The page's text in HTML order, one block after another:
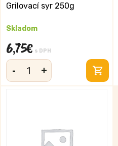
Grilovací syr 250g
Skladom
6,75€ s DPH
-
množstvo +